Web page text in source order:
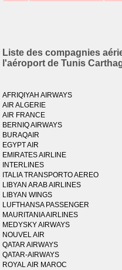
Liste des compagnies
l'aéroport de Tunis
AFRIQIYAH AIRWAYS
AIR ALGERIE
AIR FRANCE
BERNIQ AIRWAYS
BURAQAIR
EGYPT AIR
EMIRATES AIRLINE
INTERLINES
ITALIA TRANSPORTO AEREO
LIBYAN ARAB AIRLINES
LIBYAN WINGS
LUFTHANSA PASSENGER
MAURITANIA AIRLINES
MEDYSKY AIRWAYS
NOUVEL AIR
QATAR AIRWAYS
QATAR-AIRWAYS
ROYAL AIR MAROC